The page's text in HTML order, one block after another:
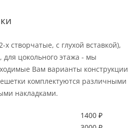
х створчатые, с глухой вставкой),
цокольного этажа - мы
Вам варианты конструкции
комплектуются различными
накладками.
1400 ₽